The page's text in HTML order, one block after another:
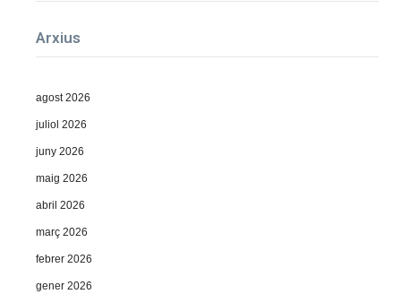
Arxius
agost 2026
juliol 2026
juny 2026
maig 2026
abril 2026
març 2026
febrer 2026
gener 2026